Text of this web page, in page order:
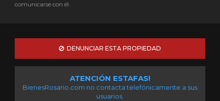
comunicarse con él.
DENUNCIAR ESTA PROPIEDAD
ATENCIÓN ESTAFAS!
BienesRosario.com no contacta telefónicamente a sus
usuarios.